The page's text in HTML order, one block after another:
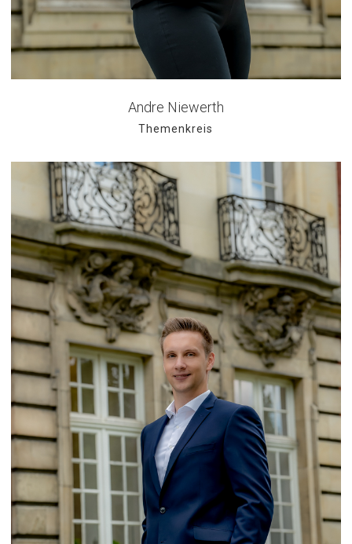
Andre Niewerth
Themenkreis